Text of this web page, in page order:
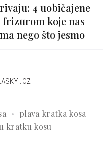
4 uobičajene
frizurom koje nas
nego što jesmo
plava kratka kosa
kratku kosu